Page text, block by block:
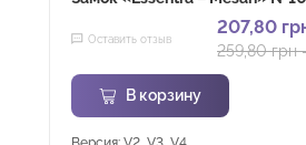
Оставить отзыв
207,80
259,80грн
В корзину